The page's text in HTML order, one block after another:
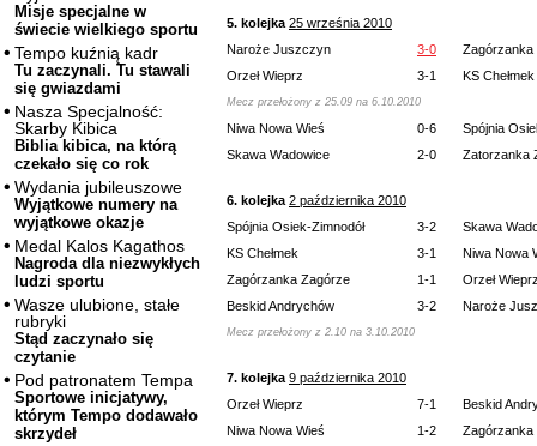
Misje specjalne w
świecie wielkiego sportu
Tempo kuźnią kadr
Tu zaczynali. Tu stawali
się gwiazdami
Nasza Specjalność:
Skarby Kibica
Biblia kibica, na którą
czekało się co rok
Wydania jubileuszowe
Wyjątkowe numery na
wyjątkowe okazje
Medal Kalos Kagathos
Nagroda dla niezwykłych
ludzi sportu
Wasze ulubione, stałe
rubryki
Stąd zaczynało się
czytanie
Pod patronatem Tempa
Sportowe inicjatywy,
którym Tempo dodawało
skrzydeł
5. kolejka 25 września 2010
Naroże Juszczyn
3-0
Zagórzanka
Orzeł Wieprz
3-1 KS Chełmek
Mecz przełożony z 25.09 na 6.10.2010
Niwa Nowa Wieś 0-6
Spójnia
Skawa Wadowice
2-0 Zatorzanka
6. kolejka 2 października 2010
Spójnia Osiek-Zimnodół
3-2
Skawa
KS Chełmek
3-1
Niwa Nowa
Zagórzanka Zagórze
1-1
Orzeł
Beskid Andrychów
3-2 Naroże
Mecz przełożony z 2.10 na 3.10.2010
7. kolejka 9 października 2010
Orzeł Wieprz
7-1
Beskid
Niwa Nowa Wieś
1-2
Zagórzanka